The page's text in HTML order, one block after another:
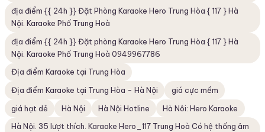
địa điểm {{ 24h }} Đặt Phòng Karaoke Hero Trung Hòa { 117 } Hà
Nội. Karaoke Phố Trung Hoà
địa điểm {{ 24h }} Đặt phòng Karaoke Hero Trung Hòa { 117 } Hà
Nội. Karaoke Phố Trung Hoà 0949967786
Địa điểm Karaoke tại Trung Hòa
Địa điểm Karaoke tại Trung Hòa - Hà Nội
giá cực mềm
giá hạt dẻ
Hà Nội Hà Nội Hotline
Hà Nôi: Hero Karaoke
Hà Nội. 35 lượt thích. Karaoke Hero_117 Trung Hoà Có hệ thống âm